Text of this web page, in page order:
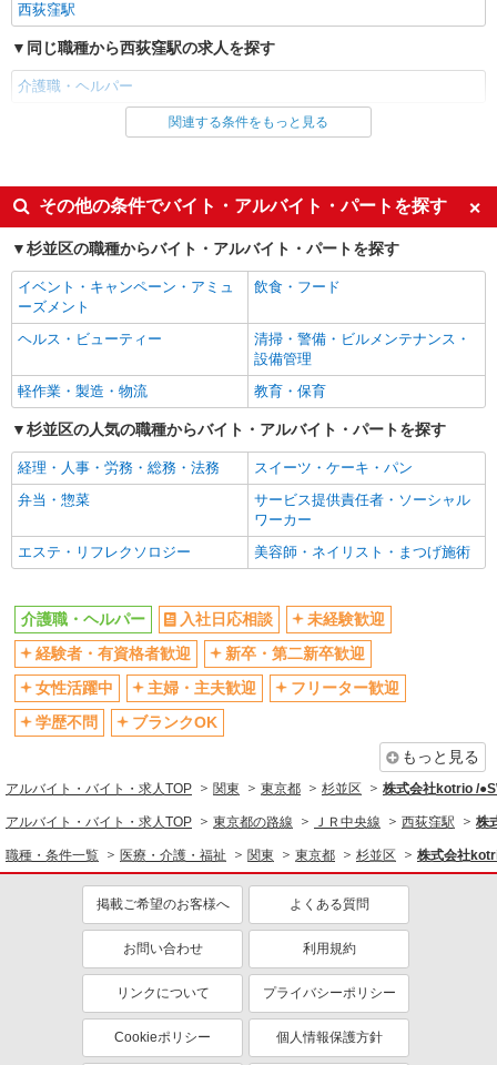
西荻窪駅
同じ職種から西荻窪駅の求人を探す
介護職・ヘルパー
同じ雇用形態から西荻窪駅の求人を探す
同じ特徴から西荻窪駅の求人を探す
入社日応相談
未経験歓迎
経験者・有資格者歓迎
新卒・第二新卒歓迎
女性活躍中
フリーター歓迎
学歴不問
ミドル（40代～）活躍中
エルダー（50代～）活躍中
シニア（60代～）活躍中
高収入・高額
ボーナス・賞与あり
昇給あり
完全週休2日制
フルタイム歓迎
禁煙・分煙
車通勤OK
バイク通勤OK
自転車通勤OK
社会保険あり
産休・育休取得実績あり
退職金・財形貯蓄制度あり
各種手当（家族・役職・インセン
ティブなど）あり
制服貸与
資格取得支援制度あり
同じ職種から求人を探す
医療・介護・福祉
介護職・ヘルパー
同じ特徴から求人を探す
未経験歓迎
ミドル（40代～）活躍中
社会保険あり
産休・育休取得実績あり
関連する条件をもっと見る
その他の条件でバイト・アルバイト・パートを探す
杉並区の職種からバイト・アルバイト・パートを探す
イベント・キャンペーン・アミュ
ーズメント
飲食・フード
ヘルス・ビューティー
清掃・警備・ビルメンテナンス・
設備管理
軽作業・製造・物流
教育・保育
杉並区の人気の職種からバイト・アルバイト・パートを探す
経理・人事・労務・総務・法務
スイーツ・ケーキ・パン
弁当・惣菜
サービス提供責任者・ソーシャル
ワーカー
エステ・リフレクソロジー
美容師・ネイリスト・まつげ施術
介護職・ヘルパー 入社日応相談
未経験歓迎
経験者・有資格者歓迎
新卒・第二新卒歓迎
女性活躍中
主婦・主夫歓迎
フリーター歓迎
学歴不問
ブランクOK
もっと見る
アルバイト・バイト・求人TOP 関東 東京都 杉並区 株式会社kotrio /
アルバイト・バイト・求人TOP 東京都の路線 ＪＲ中央線 西荻窪駅 株
職種・条件一覧 医療・介護・福祉 関東 東京都 杉並区 株式会社
掲載ご希望のお客様へ よくある質問
お問い合わせ 利用規約
リンクについて プライバシーポリシー
Cookieポリシー 個人情報保護方針